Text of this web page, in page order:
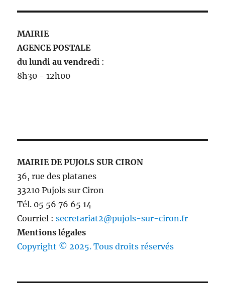
MAIRIE
AGENCE POSTALE
du lundi au vendredi :
8h30 - 12h00
MAIRIE DE PUJOLS SUR CIRON
36, rue des platanes
33210 Pujols sur Ciron
Tél. 05 56 76 65 14
Courriel :secretariat2@pujols-sur-ciron.fr
Mentions légales
Copyright © 2025. Tous droits réservés